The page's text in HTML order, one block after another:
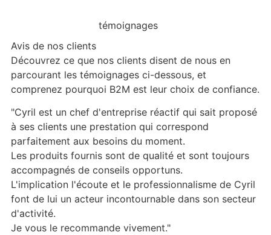
témoignages
Avis de nos clients
Découvrez ce que nos clients disent de nous en
parcourant les témoignages ci-dessous, et
comprenez pourquoi B2M est leur choix de confiance.
"Cyril est un chef d'entreprise réactif qui sait proposé
à ses clients une prestation qui correspond
parfaitement aux besoins du moment.
Les produits fournis sont de qualité et sont toujours
accompagnés de conseils opportuns.
L'implication l'écoute et le professionnalisme de Cyril
font de lui un acteur incontournable dans son secteur
d'activité.
Je vous le recommande vivement."